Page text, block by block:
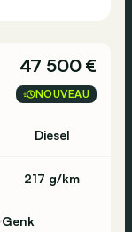
47 500 €
NOUVEAU
Diesel
217 g/km
Genk